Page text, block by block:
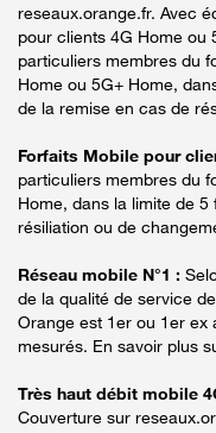
reseaux.orange.fr. Avec
pour clients 4G Home ou
particuliers membres du
Home ou 5G+ Home,
de la remise en cas de
Forfaits Mobile pour
particuliers membres du
Home, dans la limite de
résiliation ou de
Réseau mobile N°1 :
de la qualité de service
Orange est 1er ou 1er
mesurés. En savoir plus
Très haut débit mobile
Couverture sur